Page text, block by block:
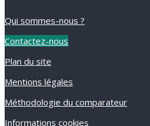
Qui sommes-nous ?
Contactez-nous
Plan du site
Mentions légales
Méthodologie du comparateur
Informations cookies